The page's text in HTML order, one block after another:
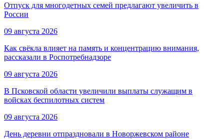
Отпуск для многодетных семей предлагают увеличить в
России
09 августа 2026
Как свёкла влияет на память и концентрацию внимания,
рассказали в Роспотребнадзоре
09 августа 2026
В Псковской области увеличили выплаты служащим в
войсках беспилотных систем
09 августа 2026
День деревни отпраздновали в Новоржевском районе